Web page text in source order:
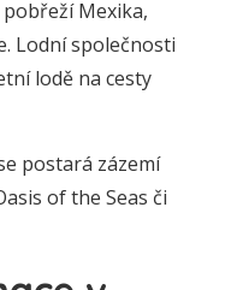
Mexika,
Lodní společnosti
lodě na cesty
postará zázemí
of the Seas či